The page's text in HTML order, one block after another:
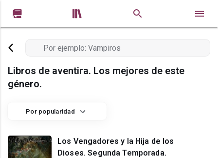
 
Libros de aventira. Los mejores de este
género.
Por popularidad
Los Vengadores y la Hija de los
Dioses. Segunda Temporada.